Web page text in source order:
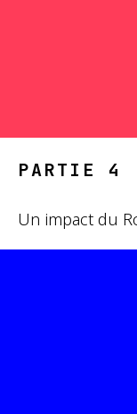
PARTIE 4 :
Un impact du